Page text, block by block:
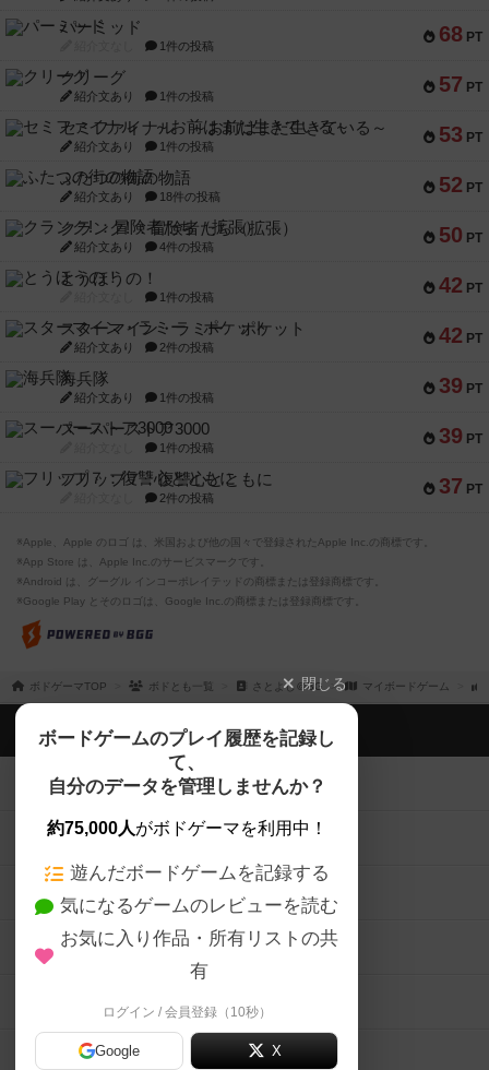
68 PT
パーミッド
1件の投稿
57 PT
クリーグ
紹介文あり 1件の投稿
53 PT
セミファイナル ～お前はまだ生きている～
紹介文あり 1件の投稿
52 PT
ふたつの街の物語
紹介文あり 18件の投稿
50 PT
クランク! ：冒険者たち（拡張）
紹介文あり 4件の投稿
42 PT
とうほうの！
1件の投稿
42 PT
スターマイン・ラミー ポケット
紹介文あり 2件の投稿
39 PT
海兵隊
紹介文あり 1件の投稿
39 PT
スーパーストア3000
1件の投稿
37 PT
フリップ７：復讐心とともに
2件の投稿
※Apple、Apple のロゴ は、米国および他の国々で登録されたApple Inc.の商標です。
※App Store は、Apple Inc.のサービスマークです。
※Android は、グーグル インコーポレイテッドの商標または登録商標です。
※Google Play とそのロゴは、Google Inc.の商標または登録商標です。
ボドゲーマTOP ボドとも一覧 さとよし＠BG マイボードゲーム
閉じる
ボードゲームのプレイ履歴を記録し
て、
自分のデータを管理しませんか？
約75,000人がボドゲーマを利用中！
遊んだボードゲームを記録する
気になるゲームのレビューを読む
お気に入り作品・所有リストの共
有
ログイン / 会員登録（10秒）
Google X
ボドゲーマTOP
ボードゲームを検索する
ボードゲームの新着レビュー
ボードゲーム会情報
メカニクス特集
掲示板・トピックス
ボドとも・会員一覧